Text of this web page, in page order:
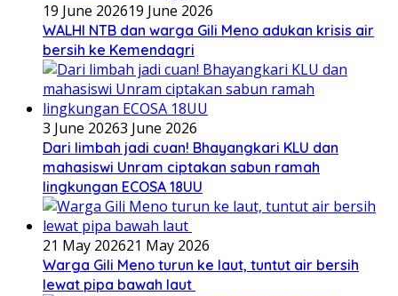
19 June 202619 June 2026
WALHI NTB dan warga Gili Meno adukan krisis air
bersih ke Kemendagri
3 June 20263 June 2026
Dari limbah jadi cuan! Bhayangkari KLU dan
mahasiswi Unram ciptakan sabun ramah
lingkungan ECOSA 18UU
21 May 202621 May 2026
Warga Gili Meno turun ke laut, tuntut air bersih
lewat pipa bawah laut